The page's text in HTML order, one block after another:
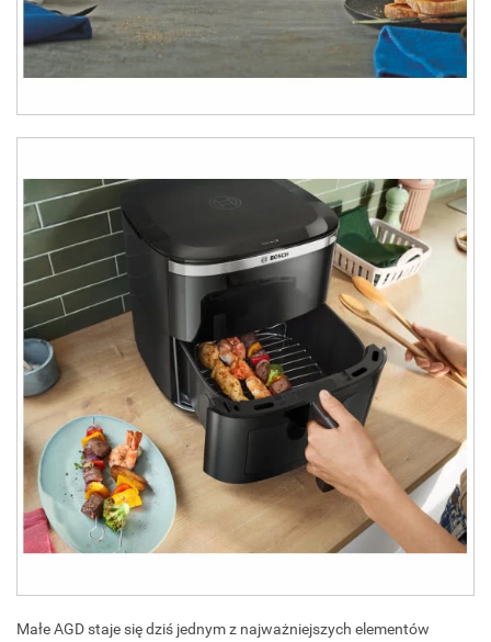
Małe AGD staje się dziś jednym z najważniejszych elementów